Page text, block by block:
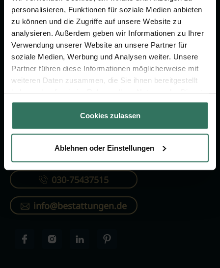
personalisieren, Funktionen für soziale Medien anbieten
zu können und die Zugriffe auf unsere Website zu
analysieren. Außerdem geben wir Informationen zu Ihrer
Verwendung unserer Website an unsere Partner für
soziale Medien, Werbung und Analysen weiter. Unsere
Partner führen diese Informationen möglicherweise mit
weiteren Daten zusammen, die Sie ihnen bereitgestellt
gesammelt haben.
Cookies zulassen
Ablehnen oder Einstellungen
Jetzt beraten lassen
FÜR SIE
Vergleich
FÜR BESTATTER
Online-Portal
030-75437515
info@bestattungen.de